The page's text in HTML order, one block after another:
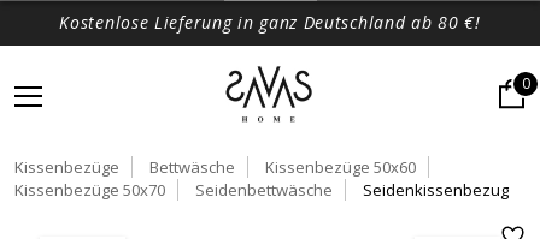
Kostenlose Lieferung in ganz Deutschland ab 80 €!
0
Kissenbezüge Bettwäsche
Kissenbezüge 50x60
Kissenbezüge 50x70
Seidenbettwäsche Seidenkissenbezug